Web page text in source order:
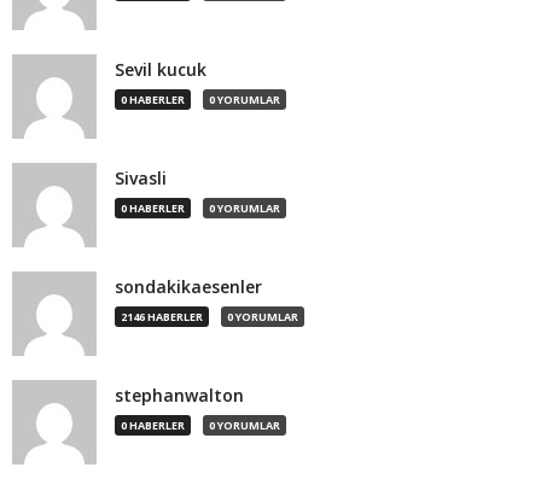
Sevil kucuk
0 HABERLER 0 YORUMLAR
Sivasli
0 HABERLER 0 YORUMLAR
sondakikaesenler
2146 HABERLER 0 YORUMLAR
stephanwalton
0 HABERLER 0 YORUMLAR